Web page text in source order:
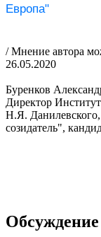
Европа"
/ Мнение автора
26.05.2020
Буренков
Директор
Н.Я.
созидатель",
Обсуждение